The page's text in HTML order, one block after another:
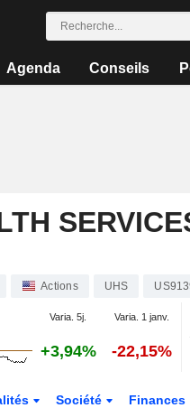
Agenda Conseils
Actions UHS
Varia. 5j. Varia. 1 janv.
+3,94% -22,15%
Société Finances